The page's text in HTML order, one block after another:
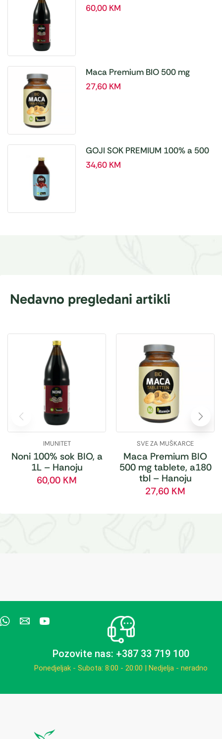
60,00 KM
Maca Premium BIO 500 mg
tablete, a180 tbl – Hanoju
27,60 KM
GOJI SOK PREMIUM 100% a 500
ml
34,60 KM
Nedavno pregledani artikli
IMUNITET
Noni 100% sok BIO, a
1L – Hanoju
60,00 KM
SVE ZA MUŠKARCE
Maca Premium BIO
500 mg tablete, a180
tbl – Hanoju
27,60 KM
Pozovite nas: +387 33 719 100
Ponedjeljak - Subota: 8:00 - 20:00 | Nedjelja - neradno